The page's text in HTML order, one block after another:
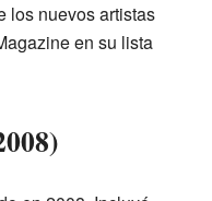
los nuevos artistas
en su lista